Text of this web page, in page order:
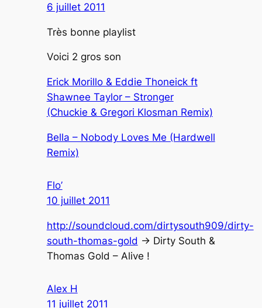
6 juillet 2011
Très bonne playlist
Voici 2 gros son
Erick Morillo & Eddie Thoneick ft
Shawnee Taylor – Stronger
(Chuckie & Gregori Klosman Remix)
Bella – Nobody Loves Me (Hardwell
Remix)
Flo’
10 juillet 2011
http://soundcloud.com/dirtysouth909/dirty-
south-thomas-gold -> Dirty South &
Thomas Gold – Alive !
Alex H
11 juillet 2011